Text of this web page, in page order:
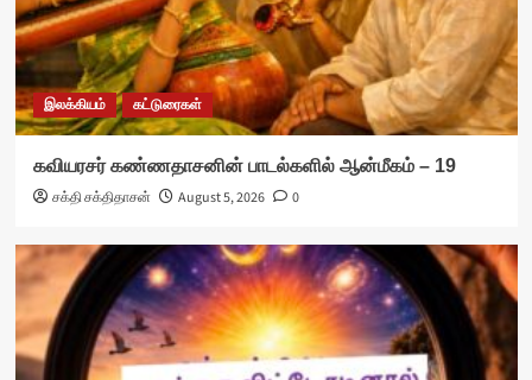
இலக்கியம் கட்டுரைகள்
கவியரசர் கண்ணதாசனின் பாடல்களில் ஆன்மீகம் – 19
சக்தி சக்திதாசன்
August 5, 2026 0